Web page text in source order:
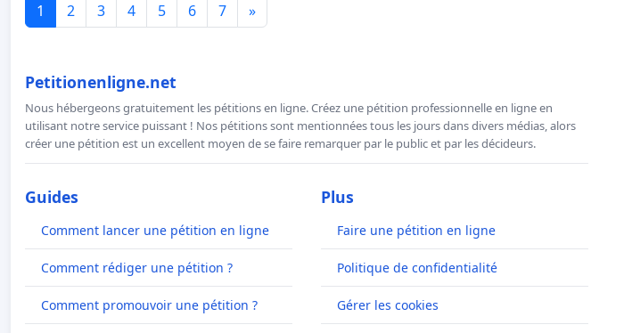
1 2 3 4 5 6 7 »
Petitionenligne.net
Nous hébergeons gratuitement les pétitions en ligne. Créez une pétition professionnelle en ligne en
utilisant notre service puissant ! Nos pétitions sont mentionnées tous les jours dans divers médias, alors
créer une pétition est un excellent moyen de se faire remarquer par le public et par les décideurs.
Guides
Comment lancer une pétition en ligne
Comment rédiger une pétition ?
Comment promouvoir une pétition ?
Plus
Faire une pétition en ligne
Politique de confidentialité
Gérer les cookies